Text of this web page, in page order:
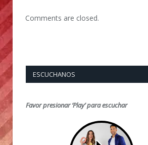
Comments are closed.
ESCUCHANOS
Favor presionar ‘Play’ para escuchar